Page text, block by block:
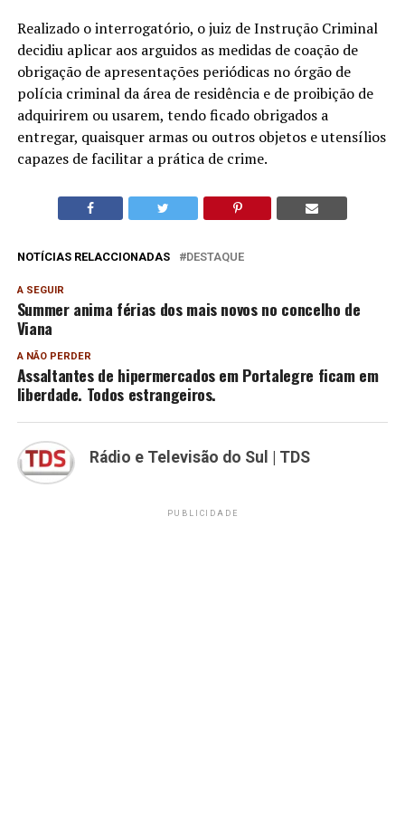
Realizado o interrogatório, o juiz de Instrução Criminal
decidiu aplicar aos arguidos as medidas de coação de
obrigação de apresentações periódicas no órgão de
polícia criminal da área de residência e de proibição de
adquirirem ou usarem, tendo ficado obrigados a
entregar, quaisquer armas ou outros objetos e utensílios
capazes de facilitar a prática de crime.
NOTÍCIAS RELACCIONADAS DESTAQUE
A SEGUIR
Summer anima férias dos mais novos no concelho de
Viana
A NÃO PERDER
Assaltantes de hipermercados em Portalegre ficam em
liberdade. Todos estrangeiros.
Rádio e Televisão do Sul | TDS
PUBLICIDADE